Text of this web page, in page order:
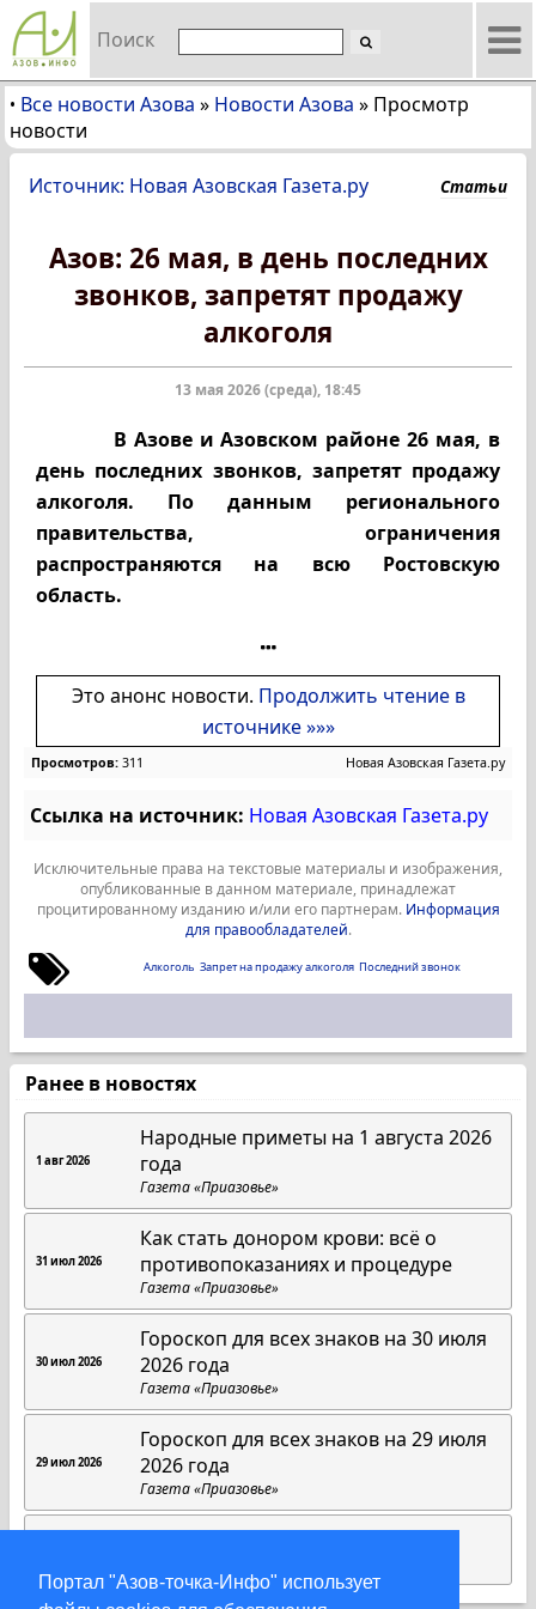
Портал "Азов-точка-Инфо" использует
Поиск
• Все новости Азова » Новости Азова » Просмотр
новости
Источник: Новая Азовская Газета.ру Статьи
Азов: 26 мая, в день последних
звонков, запретят продажу
алкоголя
13 мая 2026 (среда), 18:45
В Азове и Азовском районе 26 мая, в
день последних звонков, запретят продажу
алкоголя. По данным регионального
правительства, ограничения
распространяются на всю Ростовскую
область.
Это анонс новости. Продолжить чтение в
источнике »»»
Просмотров: 311 Новая Азовская Газета.ру
Ссылка на источник: Новая Азовская Газета.ру
Исключительные права на текстовые материалы и изображения,
опубликованные в данном материале, принадлежат
процитированному изданию и/или его партнерам. Информация
для правообладателей.
Алкоголь Запрет на продажу алкоголя Последний звонок
Ранее в новостях
1 авг 2026
Народные приметы на 1 августа 2026
года
Газета «Приазовье»
31 июл 2026
Как стать донором крови: всё о
противопоказаниях и процедуре
Газета «Приазовье»
30 июл 2026
Гороскоп для всех знаков на 30 июля
2026 года
Газета «Приазовье»
29 июл 2026
Гороскоп для всех знаков на 29 июля
2026 года
Газета «Приазовье»